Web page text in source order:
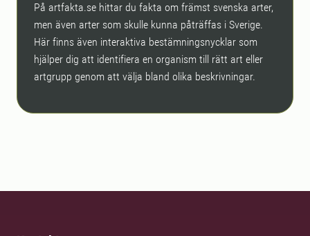
På artfakta.se hittar du fakta om främst svenska arter,
men även arter som skulle kunna påträffas i Sverige.
Här finns även interaktiva bestämningsnycklar som
hjälper dig att identifiera en organism till rätt art eller
artgrupp genom att välja bland olika beskrivningar.